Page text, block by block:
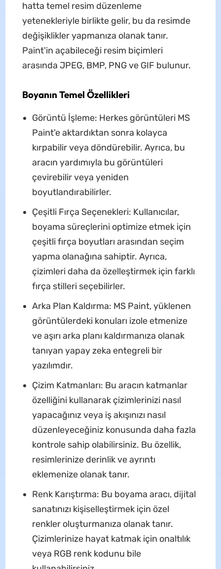
hatta temel resim düzenleme
yetenekleriyle birlikte gelir, bu da resimde
değişiklikler yapmanıza olanak tanır.
Paint'in açabileceği resim biçimleri
arasında JPEG, BMP, PNG ve GIF bulunur.
Boyanın Temel Özellikleri
Görüntü İşleme: Herkes görüntüleri MS
Paint'e aktardıktan sonra kolayca
kırpabilir veya döndürebilir. Ayrıca, bu
aracın yardımıyla bu görüntüleri
çevirebilir veya yeniden
boyutlandırabilirler.
Çeşitli Fırça Seçenekleri: Kullanıcılar,
boyama süreçlerini optimize etmek için
çeşitli fırça boyutları arasından seçim
yapma olanağına sahiptir. Ayrıca,
çizimleri daha da özelleştirmek için farklı
fırça stilleri seçebilirler.
Arka Plan Kaldırma: MS Paint, yüklenen
görüntülerdeki konuları izole etmenize
ve aşırı arka planı kaldırmanıza olanak
tanıyan yapay zeka entegreli bir
yazılımdır.
Çizim Katmanları: Bu aracın katmanlar
özelliğini kullanarak çizimlerinizi nasıl
yapacağınız veya iş akışınızı nasıl
düzenleyeceğiniz konusunda daha fazla
kontrole sahip olabilirsiniz. Bu özellik,
resimlerinize derinlik ve ayrıntı
eklemenize olanak tanır.
Renk Karıştırma: Bu boyama aracı, dijital
sanatınızı kişiselleştirmek için özel
renkler oluşturmanıza olanak tanır.
Çizimlerinize hayat katmak için onaltılık
veya RGB renk kodunu bile